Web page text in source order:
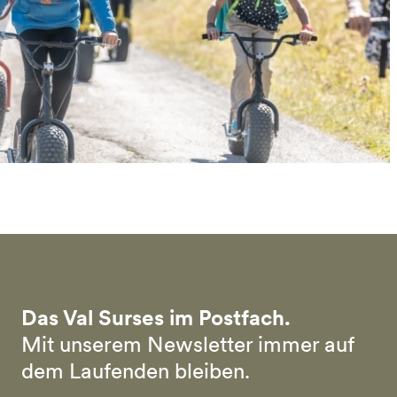
Das Val Surses im Postfach.
Mit unserem Newsletter immer auf
dem Laufenden bleiben.